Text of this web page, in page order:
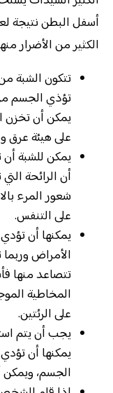
أسفل البطن نتيجة
الكثير من الأضرار
تتكون الشبة
تؤذي الجسم
يمكن أن تخزن
على هيئة عرق
يمكن للشبة
أن الرائحة
شعور المرء
على التنفس.
يمكنها أن تؤدي
الأمراض وربما
تتصاعد منها
المخاطية
على الرئتين.
يجب أن يتم
يمكنها أن
الجسم،